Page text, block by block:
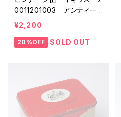
0011201003 アンティー
ク缶 tin缶 紅茶缶 ビス
ケット缶 トフィー缶 ブリ
キ 雑貨
¥2,200
20%OFF SOLD OUT